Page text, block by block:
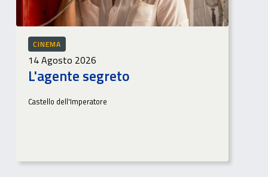
CINEMA
14 Agosto 2026
L'agente segreto
Castello dell'Imperatore